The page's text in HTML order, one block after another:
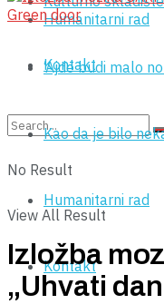
Humanitarni rad
Kontakt
No Result
View All Result
‘Ajde budi malo
Kao da je bilo
Humanitarni rad
Kontakt
Izložba
„Uhvati